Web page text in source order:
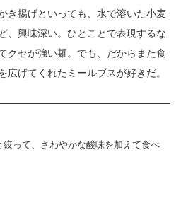
き揚げといっても、水で溶いた小麦
、興味深い。ひとことで表現するな
クセが強い麺。でも、だからまた食
広げてくれたミールブスが好きだ。
って、さわやかな酸味を加えて食べ